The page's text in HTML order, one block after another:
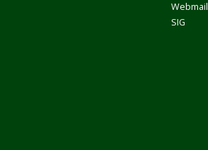
Webmail
SIG